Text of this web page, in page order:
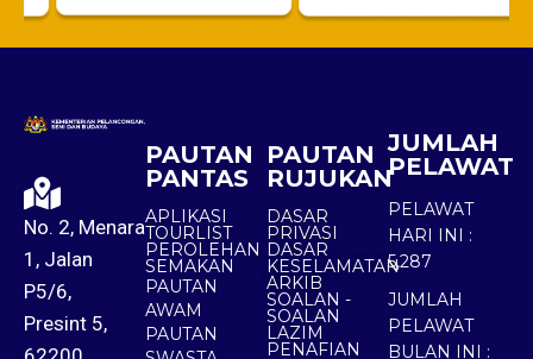
No. 2, Menara
1, Jalan
P5/6,
Presint 5,
PAUTAN
PANTAS
APLIKASI
TOURLIST
PEROLEHAN
SEMAKAN
PAUTAN
AWAM
PAUTAN
PAUTAN
RUJUKAN
DASAR
PRIVASI
DASAR
KESELAMATAN
ARKIB
SOALAN -
SOALAN
LAZIM
PENAFIAN
JUMLAH
PELAWAT
PELAWAT
HARI INI :
5,287
JUMLAH
PELAWAT
BULAN INI :